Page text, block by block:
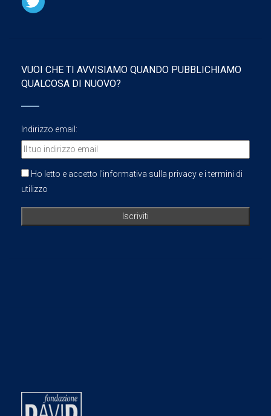
VUOI CHE TI AVVISIAMO QUANDO PUBBLICHIAMO
QUALCOSA DI NUOVO?
Indirizzo email:
Ho letto e accetto l'informativa sulla privacy e i termini di
utilizzo